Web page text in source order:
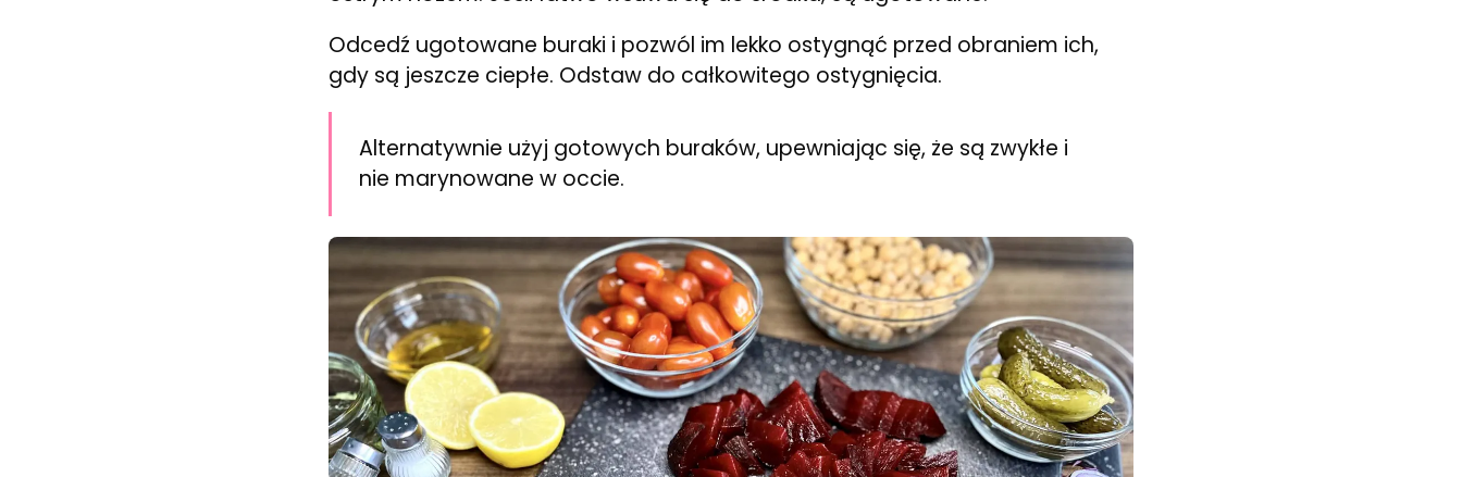
Odcedź ugotowane buraki i pozwól im lekko ostygnąć przed obraniem ich,
gdy są jeszcze ciepłe. Odstaw do całkowitego ostygnięcia.
Alternatywnie użyj gotowych buraków, upewniając się, że są zwykłe i
nie marynowane w occie.